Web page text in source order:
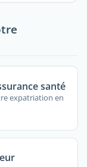
santé
expatriation en